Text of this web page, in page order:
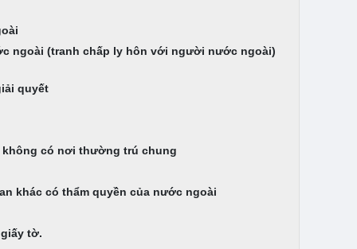
ngoài (tranh chấp ly hôn với người nước ngoài)
quyết
không có nơi thường trú chung
khác có thẩm quyền của nước ngoài
tờ.